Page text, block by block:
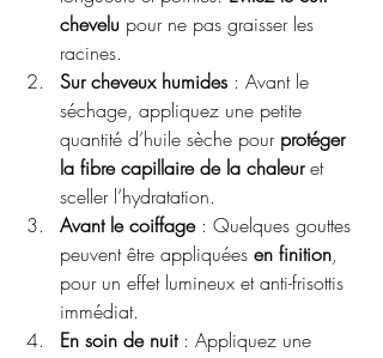
chevelu pour ne pas graisser les
racines.
Sur cheveux humides : Avant le
séchage, appliquez une petite
quantité d’huile sèche pour protéger
la fibre capillaire de la chaleur et
sceller l’hydratation.
Avant le coiffage : Quelques gouttes
peuvent être appliquées en finition,
pour un effet lumineux et anti-frisottis
immédiat.
En soin de nuit : Appliquez une